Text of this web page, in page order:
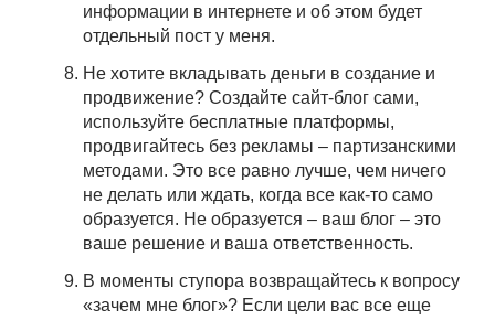
информации в интернете и об этом будет
отдельный пост у меня.
Не хотите вкладывать деньги в создание и
продвижение? Создайте сайт-блог сами,
используйте бесплатные платформы,
продвигайтесь без рекламы – партизанскими
методами. Это все равно лучше, чем ничего
не делать или ждать, когда все как-то само
образуется. Не образуется – ваш блог – это
ваше решение и ваша ответственность.
В моменты ступора возвращайтесь к вопросу
«зачем мне блог»? Если цели вас все еще